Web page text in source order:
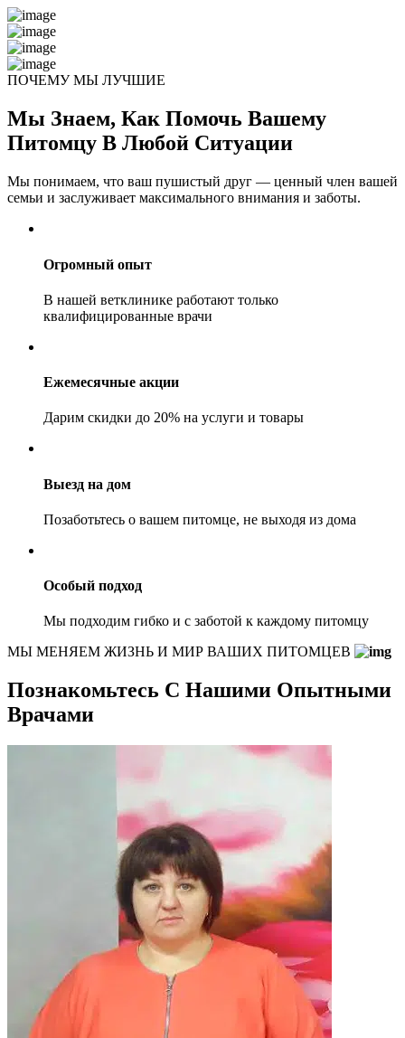
ПОЧЕМУ МЫ ЛУЧШИЕ
Мы Знаем, Как Помочь Вашему
Питомцу В Любой Ситуации
Мы понимаем, что ваш пушистый друг — ценный член вашей
семьи и заслуживает максимального внимания и заботы.
Огромный опыт
В нашей ветклинике работают только
квалифицированные врачи
Ежемесячные акции
Дарим скидки до 20% на услуги и товары
Выезд на дом
Позаботьтесь о вашем питомце, не выходя из дома
Особый подход
Мы подходим гибко и с заботой к каждому питомцу
МЫ МЕНЯЕМ ЖИЗНЬ И МИР ВАШИХ ПИТОМЦЕВ
Познакомьтесь С Нашими Опытными
Врачами